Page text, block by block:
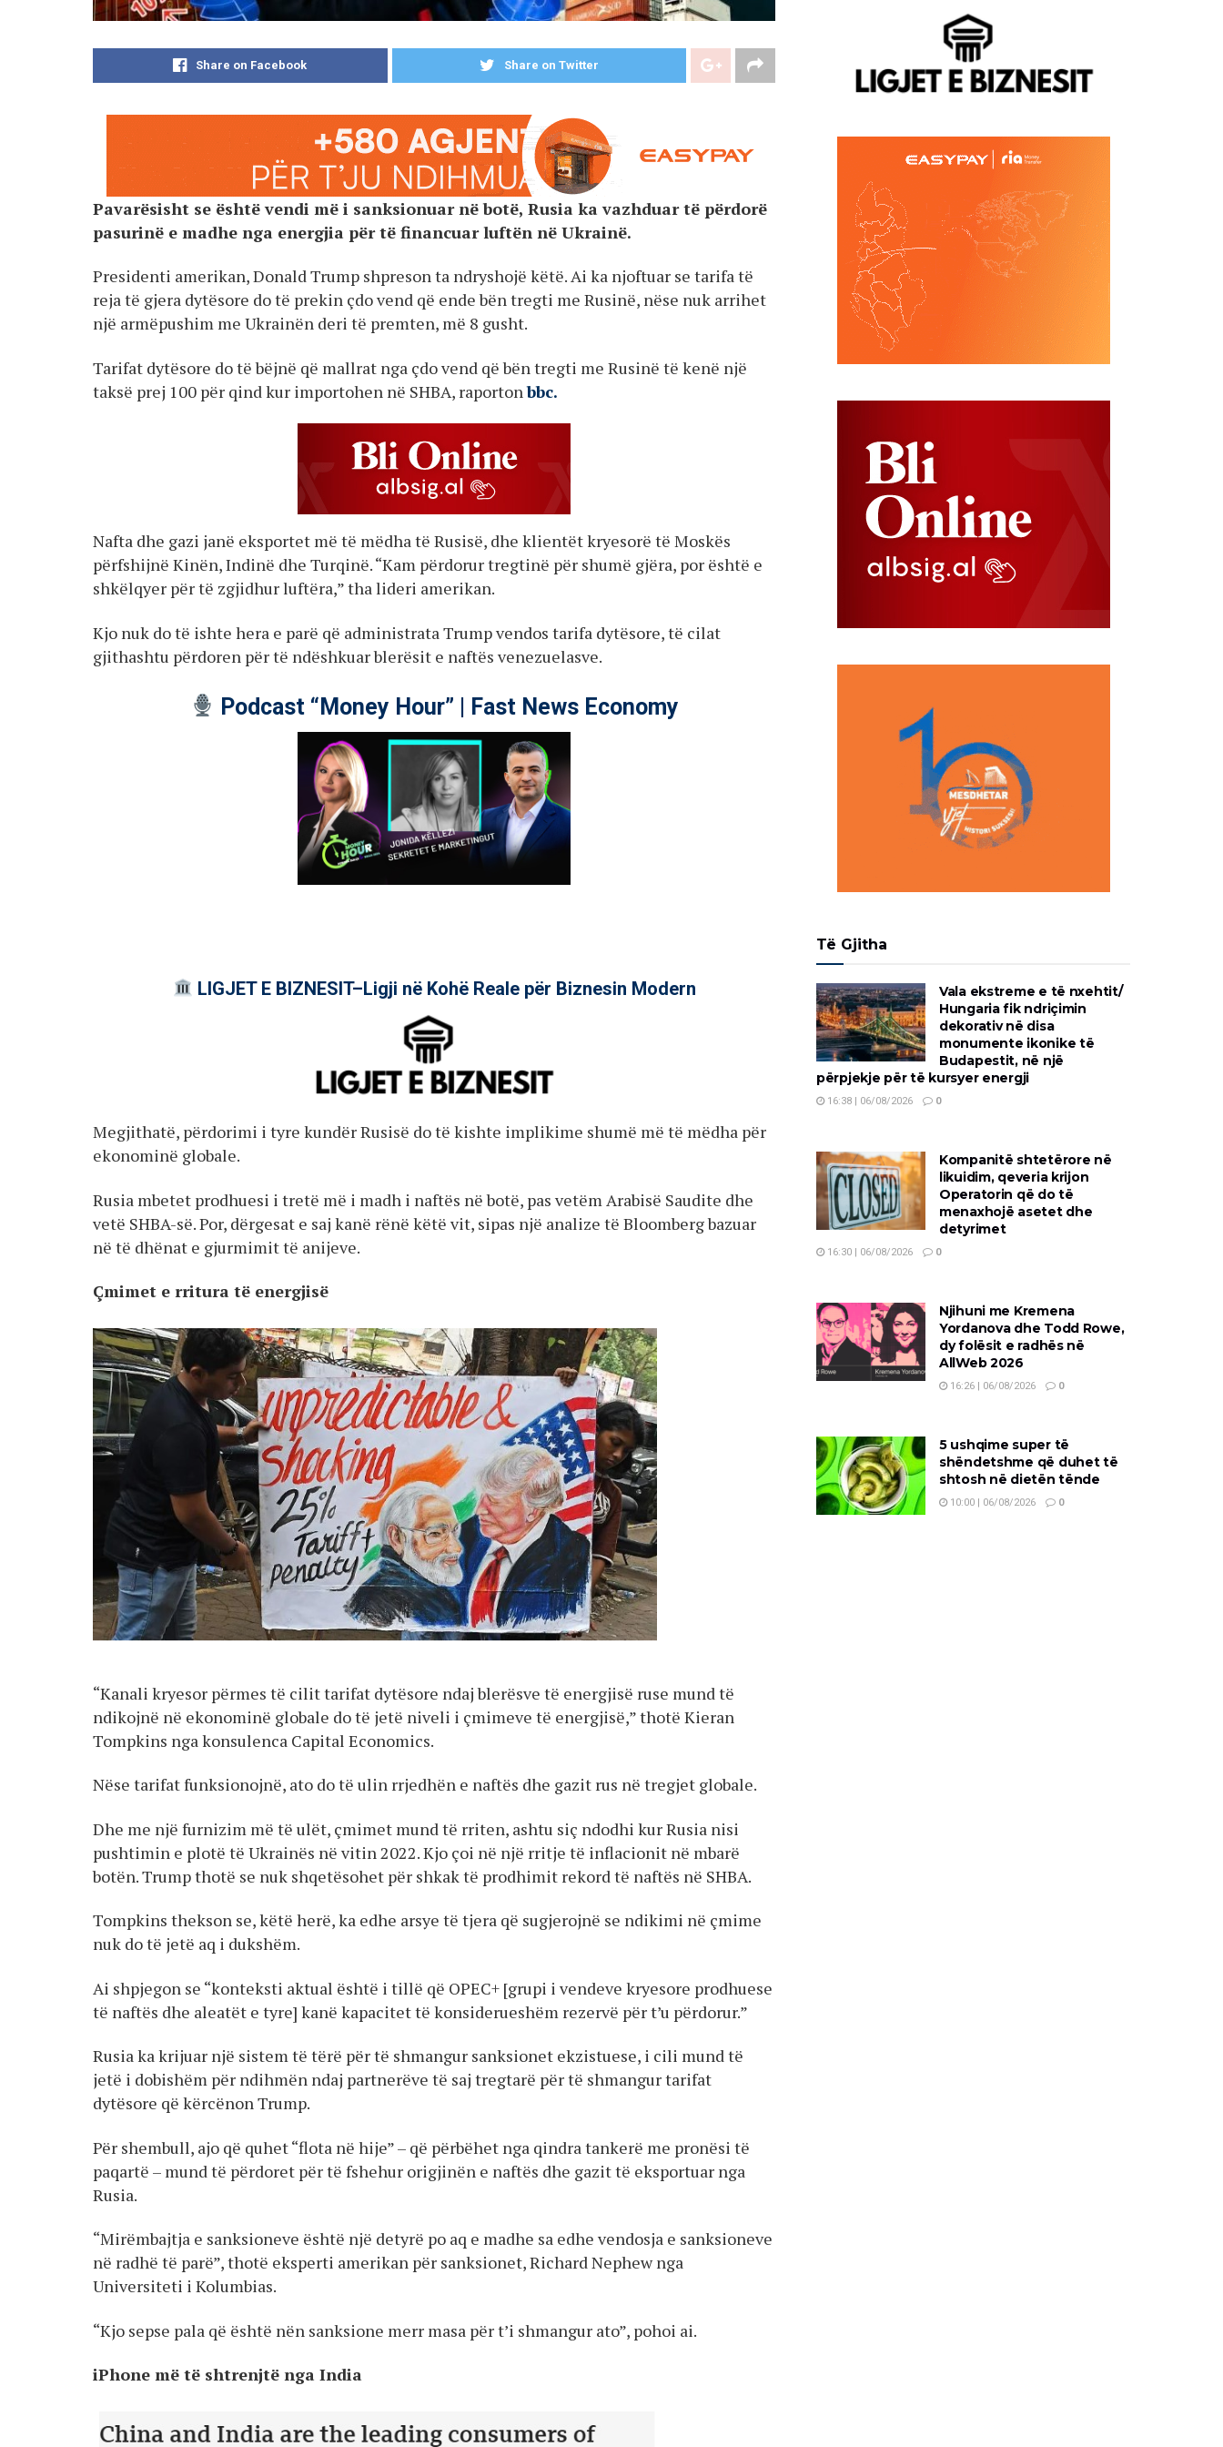
Share on Facebook Share on Twitter
Pavarësisht se është vendi më i sanksionuar në botë, Rusia ka vazhduar të përdorë
pasurinë e madhe nga energjia për të financuar luftën në Ukrainë.
Presidenti amerikan, Donald Trump shpreson ta ndryshojë këtë. Ai ka njoftuar se tarifa të
reja të gjera dytësore do të prekin çdo vend që ende bën tregti me Rusinë, nëse nuk arrihet
një armëpushim me Ukrainën deri të premten, më 8 gusht.
Tarifat dytësore do të bëjnë që mallrat nga çdo vend që bën tregti me Rusinë të kenë një
taksë prej 100 për qind kur importohen në SHBA, raportonbbc.
Nafta dhe gazi janë eksportet më të mëdha të Rusisë, dhe klientët kryesorë të Moskës
përfshijnë Kinën, Indinë dhe Turqinë. “Kam përdorur tregtinë për shumë gjëra, por është e
shkëlqyer për të zgjidhur luftëra,” tha lideri amerikan.
Kjo nuk do të ishte hera e parë që administrata Trump vendos tarifa dytësore, të cilat
gjithashtu përdoren për të ndëshkuar blerësit e naftës venezuelasve.
Podcast “Money Hour” | Fast News Economy
LIGJET E BIZNESIT–Ligji në Kohë Reale për Biznesin Modern
Megjithatë, përdorimi i tyre kundër Rusisë do të kishte implikime shumë më të mëdha për
ekonominë globale.
Rusia mbetet prodhuesi i tretë më i madh i naftës në botë, pas vetëm Arabisë Saudite dhe
vetë SHBA-së. Por, dërgesat e saj kanë rënë këtë vit, sipas një analize të Bloomberg bazuar
në të dhënat e gjurmimit të anijeve.
Çmimet e rritura të energjisë
“Kanali kryesor përmes të cilit tarifat dytësore ndaj blerësve të energjisë ruse mund të
ndikojnë në ekonominë globale do të jetë niveli i çmimeve të energjisë,” thotë Kieran
Tompkins nga konsulenca Capital Economics.
Nëse tarifat funksionojnë, ato do të ulin rrjedhën e naftës dhe gazit rus në tregjet globale.
Dhe me një furnizim më të ulët, çmimet mund të rriten, ashtu siç ndodhi kur Rusia nisi
pushtimin e plotë të Ukrainës në vitin 2022. Kjo çoi në një rritje të inflacionit në mbarë
botën. Trump thotë se nuk shqetësohet për shkak të prodhimit rekord të naftës në SHBA.
Tompkins thekson se, këtë herë, ka edhe arsye të tjera që sugjerojnë se ndikimi në çmime
nuk do të jetë aq i dukshëm.
Ai shpjegon se “konteksti aktual është i tillë që OPEC+ [grupi i vendeve kryesore prodhuese
të naftës dhe aleatët e tyre] kanë kapacitet të konsiderueshëm rezervë për t’u përdorur.”
Rusia ka krijuar një sistem të tërë për të shmangur sanksionet ekzistuese, i cili mund të
jetë i dobishëm për ndihmën ndaj partnerëve të saj tregtarë për të shmangur tarifat
dytësore që kërcënon Trump.
Për shembull, ajo që quhet “flota në hije” – që përbëhet nga qindra tankerë me pronësi të
paqartë – mund të përdoret për të fshehur origjinën e naftës dhe gazit të eksportuar nga
Rusia.
“Mirëmbajtja e sanksioneve është një detyrë po aq e madhe sa edhe vendosja e sanksioneve
në radhë të parë”, thotë eksperti amerikan për sanksionet, Richard Nephew nga
Universiteti i Kolumbias.
“Kjo sepse pala që është nën sanksione merr masa për t’i shmangur ato”, pohoi ai.
iPhone më të shtrenjtë nga India
Të Gjitha
Vala ekstreme e të nxehtit/
Hungaria fik ndriçimin
dekorativ në disa
monumente ikonike të
Budapestit, në një
përpjekje për të kursyer energji
16:38 | 06/08/2026 0
Kompanitë shtetërore në
likuidim, qeveria krijon
Operatorin që do të
menaxhojë asetet dhe
detyrimet
16:30 | 06/08/2026 0
Njihuni me Kremena
Yordanova dhe Todd Rowe,
dy folësit e radhës në
AllWeb 2026
16:26 | 06/08/2026 0
5 ushqime super të
shëndetshme që duhet të
shtosh në dietën tënde
10:00 | 06/08/2026 0